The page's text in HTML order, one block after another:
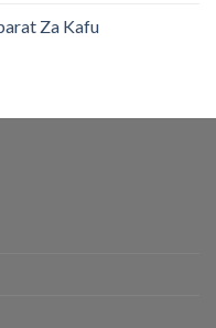
Za Kafu